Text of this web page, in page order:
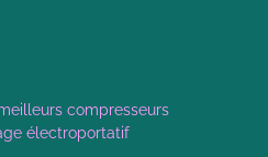
compresseurs
électroportatif